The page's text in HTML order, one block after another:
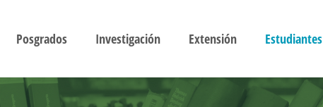
Posgrados Investigación Extensión Estudiantes